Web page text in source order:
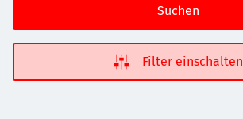
Suchen
Filter einschalten